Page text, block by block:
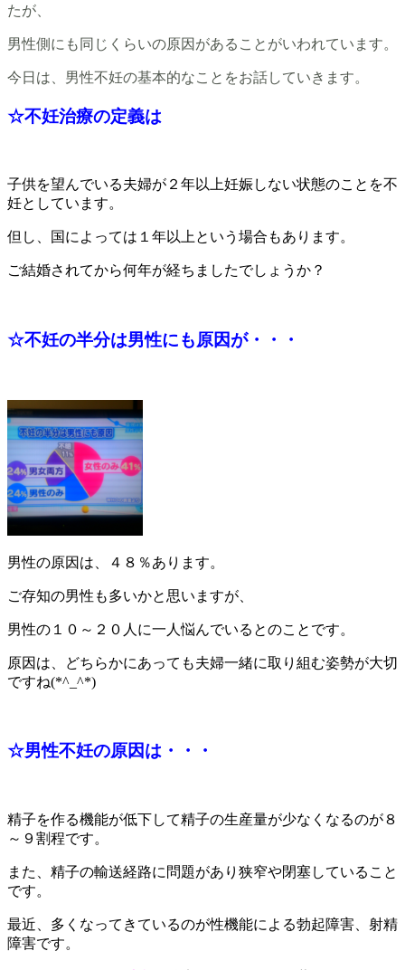
たが、
男性側にも同じくらいの原因があることがいわれています。
今日は、男性不妊の基本的なことをお話していきます。
☆不妊治療の定義は
子供を望んでいる夫婦が２年以上妊娠しない状態のことを不
妊としています。
但し、国によっては１年以上という場合もあります。
ご結婚されてから何年が経ちましたでしょうか？
☆不妊の半分は男性にも原因が・・・
男性の原因は、４８％あります。
ご存知の男性も多いかと思いますが、
男性の１０～２０人に一人悩んでいるとのことです。
原因は、どちらかにあっても夫婦一緒に取り組む姿勢が大切
ですね(*^_^*)
☆男性不妊の原因は・・・
精子を作る機能が低下して精子の生産量が少なくなるのが８
～９割程です。
また、精子の輸送経路に問題があり狭窄や閉塞していること
です。
最近、多くなってきているのが性機能による勃起障害、射精
障害です。